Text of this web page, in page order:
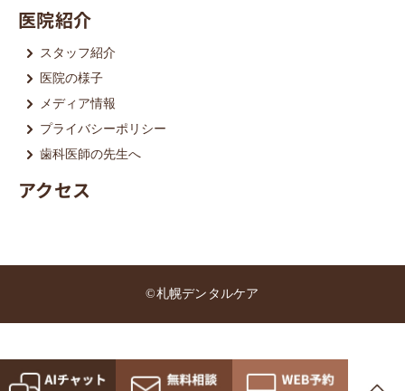
医院紹介
スタッフ紹介
医院の様子
メディア情報
プライバシーポリシー
歯科医師の先生へ
アクセス
©札幌デンタルケア